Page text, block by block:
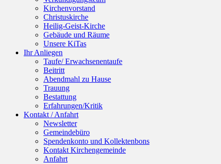
Kirchenvorstand
Christuskirche
Heilig-Geist-Kirche
Gebäude und Räume
Unsere KiTas
Ihr Anliegen
Taufe/ Erwachsenentaufe
Beitritt
Abendmahl zu Hause
Trauung
Bestattung
Erfahrungen/Kritik
Kontakt / Anfahrt
Newsletter
Gemeindebüro
Spendenkonto und Kollektenbons
Kontakt Kirchengemeinde
Anfahrt